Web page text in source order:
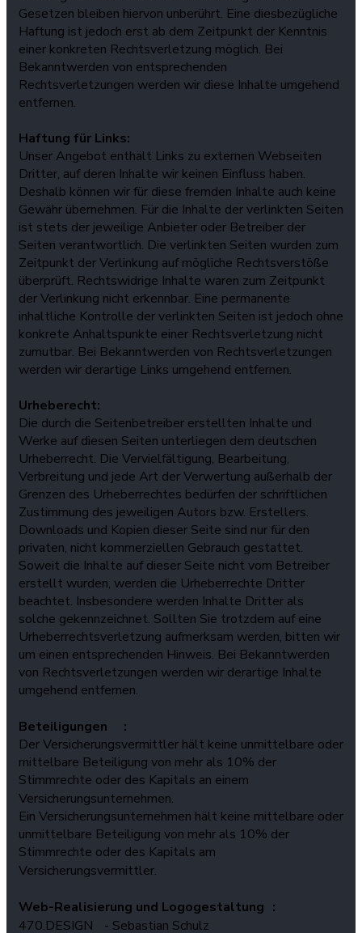
Gesetzen bleiben hiervon unberührt. Eine diesbezügliche
Haftung ist jedoch erst ab dem Zeitpunkt der Kenntnis
einer konkreten Rechtsverletzung möglich. Bei
Bekanntwerden von entsprechenden
Rechtsverletzungen werden wir diese Inhalte umgehend
entfernen.
Haftung für Links:
Unser Angebot enthält Links zu externen Webseiten
Dritter, auf deren Inhalte wir keinen Einfluss haben.
Deshalb können wir für diese fremden Inhalte auch keine
Gewähr übernehmen. Für die Inhalte der verlinkten Seiten
ist stets der jeweilige Anbieter oder Betreiber der
Seiten verantwortlich. Die verlinkten Seiten wurden zum
Zeitpunkt der Verlinkung auf mögliche Rechtsverstöße
überprüft. Rechtswidrige Inhalte waren zum Zeitpunkt
der Verlinkung nicht erkennbar. Eine permanente
inhaltliche Kontrolle der verlinkten Seiten ist jedoch ohne
konkrete Anhaltspunkte einer Rechtsverletzung nicht
zumutbar. Bei Bekanntwerden von Rechtsverletzungen
werden wir derartige Links umgehend entfernen.
Urheberecht:
Die durch die Seitenbetreiber erstellten Inhalte und
Werke auf diesen Seiten unterliegen dem deutschen
Urheberrecht. Die Vervielfältigung, Bearbeitung,
Verbreitung und jede Art der Verwertung außerhalb der
Grenzen des Urheberrechtes bedürfen der schriftlichen
Zustimmung des jeweiligen Autors bzw. Erstellers.
Downloads und Kopien dieser Seite sind nur für den
privaten, nicht kommerziellen Gebrauch gestattet.
Soweit die Inhalte auf dieser Seite nicht vom Betreiber
erstellt wurden, werden die Urheberrechte Dritter
beachtet. Insbesondere werden Inhalte Dritter als
solche gekennzeichnet. Sollten Sie trotzdem auf eine
Urheberrechtsverletzung aufmerksam werden, bitten wir
um einen entsprechenden Hinweis. Bei Bekanntwerden
von Rechtsverletzungen werden wir derartige Inhalte
umgehend entfernen.
Beteiligungen :
Der Versicherungsvermittler hält keine unmittelbare oder
mittelbare Beteiligung von mehr als 10% der
Stimmrechte oder des Kapitals an einem
Versicherungsunternehmen.
Ein Versicherungsunternehmen hält keine mittelbare oder
unmittelbare Beteiligung von mehr als 10% der
Stimmrechte oder des Kapitals am
Versicherungsvermittler.
Web-Realisierung und Logogestaltung :
470.DESIGN - Sebastian Schulz